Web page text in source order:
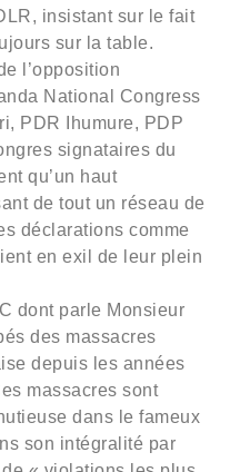
insistant sur le fait
sur la table.
l’opposition
National Congress
PDR Ihumure, PDP
signataires du
qu’un haut
de tout un réseau de
déclarations comme
en exil de leur plein
dont parle Monsieur
des massacres
depuis les années
massacres sont
dans le fameux
son intégralité par